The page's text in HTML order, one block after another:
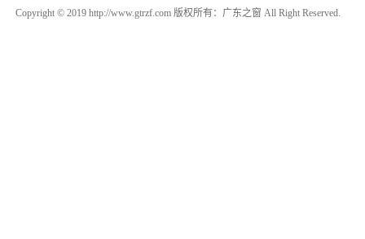
Copyright © 2019 http://www.gtrzf.com 版权所有：广东之窗 All Right Reserved.